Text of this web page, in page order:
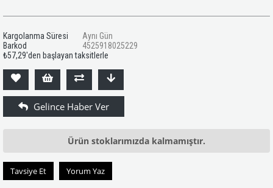
Kargolanma Süresi
Aynı Gün
Barkod
4525918025229
₺57,29'den başlayan taksitlerle
Ürün stoklarımızda kalmamıştır.
Tavsiye Et Yorum Yaz